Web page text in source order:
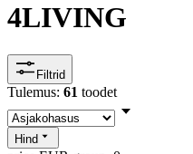
4LIVING
Filtrid
Tulemus: 61 toodet
Hind